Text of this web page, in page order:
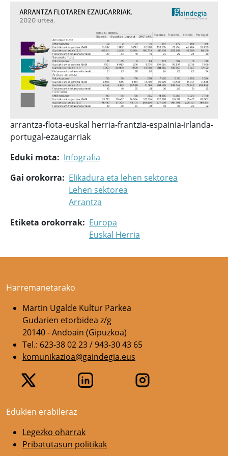
arrantza-flota-euskal herria-frantzia-espainia-irlanda-
portugal-ezaugarriak
Eduki mota
Infografia
Gai orokorra
Elikadura eta lehen sektorea
Lehen sektorea
Arrantza
Etiketa orokorrak
Europa
Euskal Herria
Harremanetarako
Martin Ugalde Kultur Parkea
Gudarien etorbidea z/g
20140 - Andoain (Gipuzkoa)
Tel.: 623-38 02 23 / 943-30 43 65
komunikazioa@gaindegia.eus
Edukien erabileraz
Legezko oharrak
Pribatutasun politikak